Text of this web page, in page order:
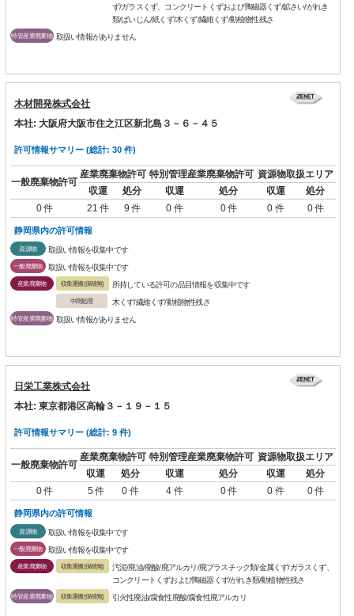
ず/ガラスくず、コンクリートくずおよび陶磁器くず/鉱さい/がれき
類/ばいじん/紙くず/木くず/繊維くず/動植物性残さ
特管産業廃棄物 取扱い情報がありません
木材開発株式会社
本社: 大阪府大阪市住之江区新北島３－６－４５
許可情報サマリー (総計: 30 件)
一般廃棄物許可
産業廃棄物許可 特別管理産業廃棄物許可 資源物取扱エリア
収運
処分 収運 処分 収運
処分
0 件
21 件 9 件 0 件 0 件 0 件 0 件
静岡県内の許可情報
資源物 取扱い情報を収集中です
一般廃棄物 取扱い情報を収集中です
産業廃棄物 収集運搬(保積無) 所持している許可の品目情報を収集中です
中間処理 木くず/繊維くず/動植物性残さ
特管産業廃棄物 取扱い情報がありません
日栄工業株式会社
本社: 東京都港区高輪３－１９－１５
許可情報サマリー (総計: 9 件)
一般廃棄物許可
産業廃棄物許可 特別管理産業廃棄物許可 資源物取扱エリア
収運
処分 収運 処分 収運
処分
0 件
5 件 0 件 4 件 0 件 0 件 0 件
静岡県内の許可情報
資源物 取扱い情報を収集中です
一般廃棄物 取扱い情報を収集中です
産業廃棄物 収集運搬(保積無)
汚泥/廃油/廃酸/廃アルカリ/廃プラスチック類/金属くず/ガラスくず、
コンクリートくずおよび陶磁器くず/がれき類/動植物性残さ
特管産業廃棄物 収集運搬(保積無) 引火性廃油/腐食性廃酸/腐食性廃アルカリ